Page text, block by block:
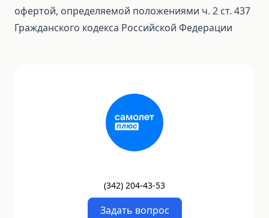
офертой, определяемой положениями ч. 2 ст. 437
Гражданского кодекса Российской Федерации
(342) 204-43-53
Задать вопрос